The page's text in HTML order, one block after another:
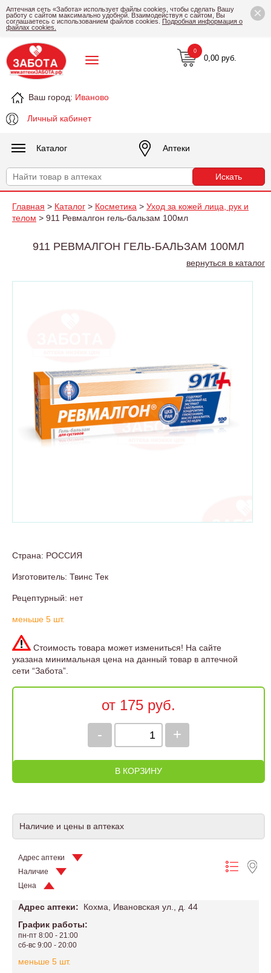
×
Аптечная сеть «Забота» использует файлы cookies, чтобы сделать Вашу
работу с сайтом максимально удобной. Взаимодействуя с сайтом, Вы
соглашаетесь с использованием файлов cookies. Подробная информация о
файлах cookies.
Ваш город: Иваново
Личный кабинет
0,00 руб.
0
Каталог Аптеки
Главная > Каталог > Косметика > Уход за кожей лица, рук и
телом > 911 Ревмалгон гель-бальзам 100мл
911 РЕВМАЛГОН ГЕЛЬ-БАЛЬЗАМ 100МЛ
вернуться в каталог
Страна: РОССИЯ
Изготовитель: Твинс Тек
Рецептурный: нет
меньше 5 шт.
Стоимость товара может измениться! На сайте
указана минимальная цена на данный товар в аптечной
сети “Забота”.
от 175 руб.
+
-
В КОРЗИНУ
Наличие и цены в аптеках
Адрес аптеки
Наличие
Цена
Адрес аптеки:
Кохма, Ивановская ул., д. 44
График работы:
пн-пт 8:00 - 21:00
сб-вс 9:00 - 20:00
меньше 5 шт.